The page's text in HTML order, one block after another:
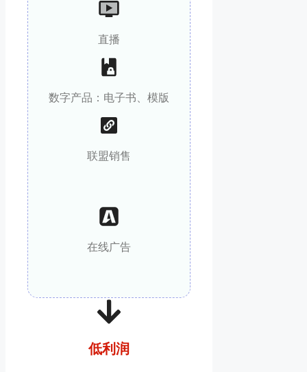
直播
数字产品：电子书、模版
联盟销售
在线广告
低利润